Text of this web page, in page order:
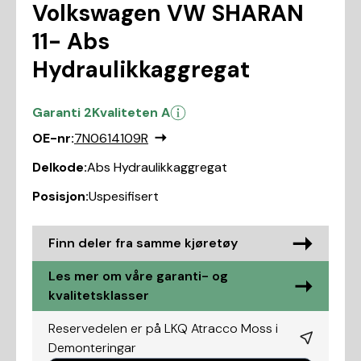
Volkswagen VW SHARAN
11- Abs
Hydraulikkaggregat
Garanti 2Kvaliteten A
OE-nr:7N0614109R
Delkode:Abs Hydraulikkaggregat
Posisjon:Uspesifisert
Finn deler fra samme kjøretøy
Les mer om våre garanti- og
kvalitetsklasser
Reservedelen er på LKQ Atracco Moss i
Demonteringar